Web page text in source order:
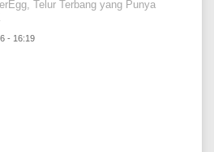
Telur Terbang yang Punya
- 16:19